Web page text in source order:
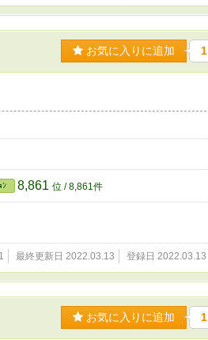
お気に入りに追加 1
ﾝ 8,861 位 / 8,861件
最終更新日 2022.03.13 登録日 2022.03.13
お気に入りに追加 1